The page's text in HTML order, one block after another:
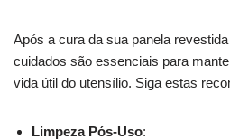
Após a cura da sua panela
cuidados são essenciais para
vida útil do utensílio. Siga estas
Limpeza Pós-Uso: